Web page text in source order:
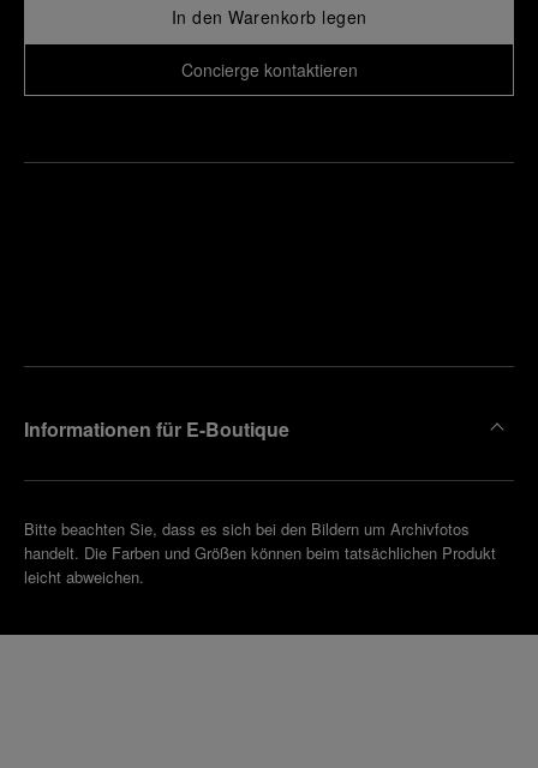
In den Warenkorb legen
Concierge kontaktieren
Informationen für E-Boutique
Bitte beachten Sie, dass es sich bei den Bildern um Archivfotos
handelt. Die Farben und Größen können beim tatsächlichen Produkt
leicht abweichen.